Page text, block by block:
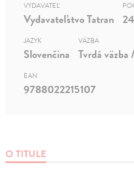
O TITULE
VYDAVATEĽ
Vydavateľstvo Tatran
JAZYK
Slovenčina
VÄZBA
Tvrdá
EAN
9788022215107